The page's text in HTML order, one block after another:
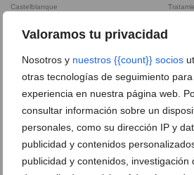
Valoramos tu privacidad
Nosotros y nuestros {{count}} socios
otras tecnologías de seguimiento
experiencia en nuestra página web.
consultar información sobre un
personales, como su dirección IP y
publicidad y contenidos
publicidad y contenidos, investigación
Castelblanque
Ácido hialurónico en Dénia – Clínica
Estética Castelblanque
Botox
Cyclone celulitis en Dénia – Clínica
Equipo
Láser